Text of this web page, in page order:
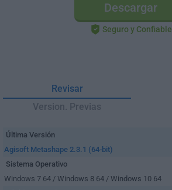
Descargar
Seguro y Confiable
Revisar
Version. Previas
Última Versión
Agisoft Metashape 2.3.1 (64-bit)
Sistema Operativo
Windows 7 64 / Windows 8 64 / Windows 10 64